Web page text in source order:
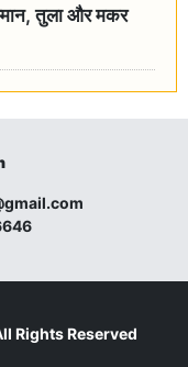
तुला और मकर
Rights Reserved